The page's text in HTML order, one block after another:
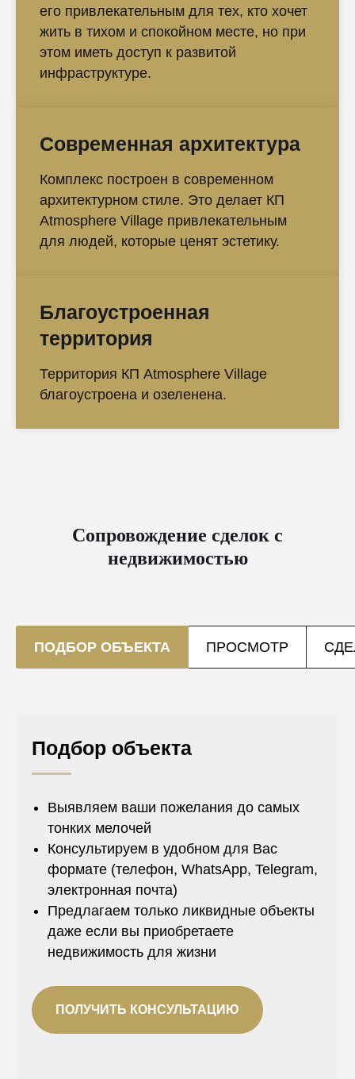
его привлекательным для тех, кто хочет
жить в тихом и спокойном месте, но при
этом иметь доступ к развитой
инфраструктуре.
Современная архитектура
Комплекс построен в современном
архитектурном стиле. Это делает КП
Atmosphere Village привлекательным
для людей, которые ценят эстетику.
Благоустроенная
территория
Территория КП Atmosphere Village
благоустроена и озеленена.
Сопровождение сделок с
недвижимостью
ПОДБОР ОБЪЕКТА ПРОСМОТР
Подбор объекта
Выявляем ваши пожелания до самых
тонких мелочей
Консультируем в удобном для Вас
формате (телефон, WhatsApp, Telegram,
электронная почта)
Предлагаем только ликвидные объекты
даже если вы приобретаете
недвижимость для жизни
ПОЛУЧИТЬ КОНСУЛЬТАЦИЮ